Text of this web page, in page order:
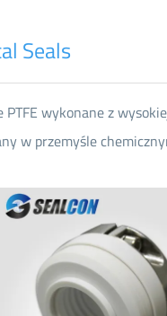
Seals
wykonane z
w przemyśle